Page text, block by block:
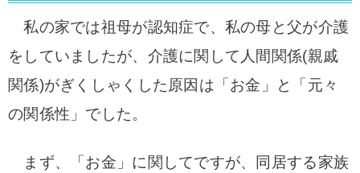
私の家では祖母が認知症で、私の母と父が介護
をしていましたが、介護に関して人間関係(親戚
関係)がぎくしゃくした原因は「お金」と「元々
の関係性」でした。
まず、「お金」に関してですが、同居する家族